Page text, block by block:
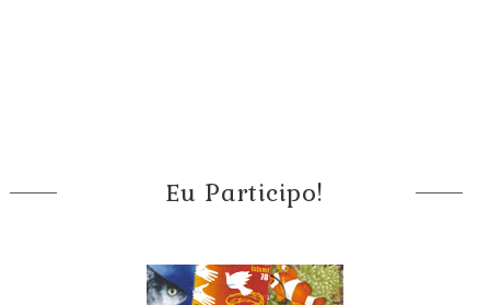
Eu Participo!